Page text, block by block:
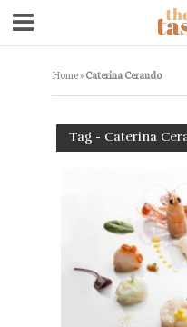
Home»Caterina Ceraudo
Tag - Caterina